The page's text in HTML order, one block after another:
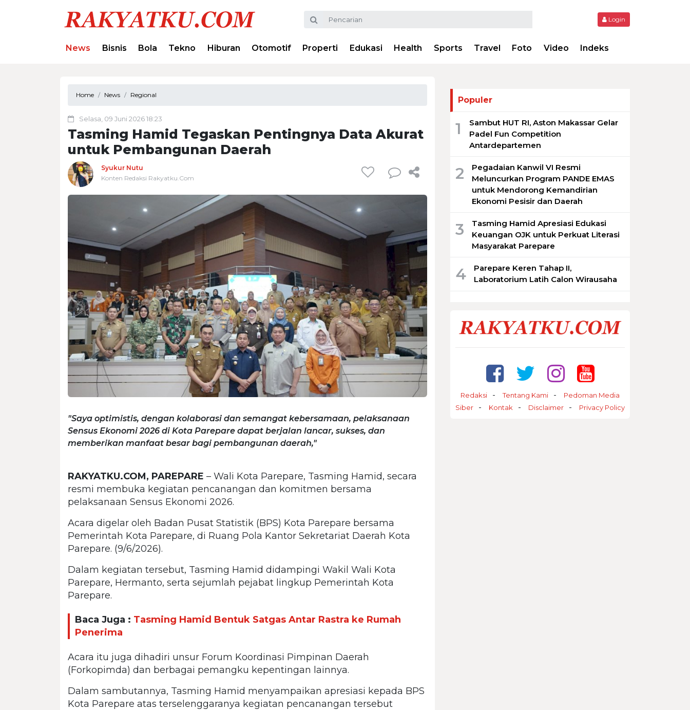
Login
News Bisnis Bola Tekno Hiburan Otomotif Properti Edukasi Health Sports Travel Foto Video Indeks
Home News Regional
Selasa, 09 Juni 2026 18:23
Tasming Hamid Tegaskan Pentingnya Data Akurat
untuk Pembangunan Daerah
Syukur Nutu
Konten Redaksi Rakyatku.Com
"Saya optimistis, dengan kolaborasi dan semangat kebersamaan, pelaksanaan
Sensus Ekonomi 2026 di Kota Parepare dapat berjalan lancar, sukses, dan
memberikan manfaat besar bagi pembangunan daerah,"
RAKYATKU.COM, PAREPARE – Wali Kota Parepare, Tasming Hamid, secara
resmi membuka kegiatan pencanangan dan komitmen bersama
pelaksanaan Sensus Ekonomi 2026.
Acara digelar oleh Badan Pusat Statistik (BPS) Kota Parepare bersama
Pemerintah Kota Parepare, di Ruang Pola Kantor Sekretariat Daerah Kota
Parepare. (9/6/2026).
Dalam kegiatan tersebut, Tasming Hamid didampingi Wakil Wali Kota
Parepare, Hermanto, serta sejumlah pejabat lingkup Pemerintah Kota
Parepare.
Baca Juga : Tasming Hamid Bentuk Satgas Antar Rastra ke Rumah
Penerima
Acara itu juga dihadiri unsur Forum Koordinasi Pimpinan Daerah
(Forkopimda) dan berbagai pemangku kepentingan lainnya.
Dalam sambutannya, Tasming Hamid menyampaikan apresiasi kepada BPS
Kota Parepare atas terselenggaranya kegiatan pencanangan tersebut
Populer
1
Sambut HUT RI, Aston Makassar Gelar
Padel Fun Competition
Antardepartemen
2
Pegadaian Kanwil VI Resmi
Meluncurkan Program PANDE EMAS
untuk Mendorong Kemandirian
Ekonomi Pesisir dan Daerah
3
Tasming Hamid Apresiasi Edukasi
Keuangan OJK untuk Perkuat Literasi
Masyarakat Parepare
4
Parepare Keren Tahap II,
Laboratorium Latih Calon Wirausaha
Redaksi Tentang Kami
Pedoman Media
Siber
Kontak Disclaimer Privacy Policy